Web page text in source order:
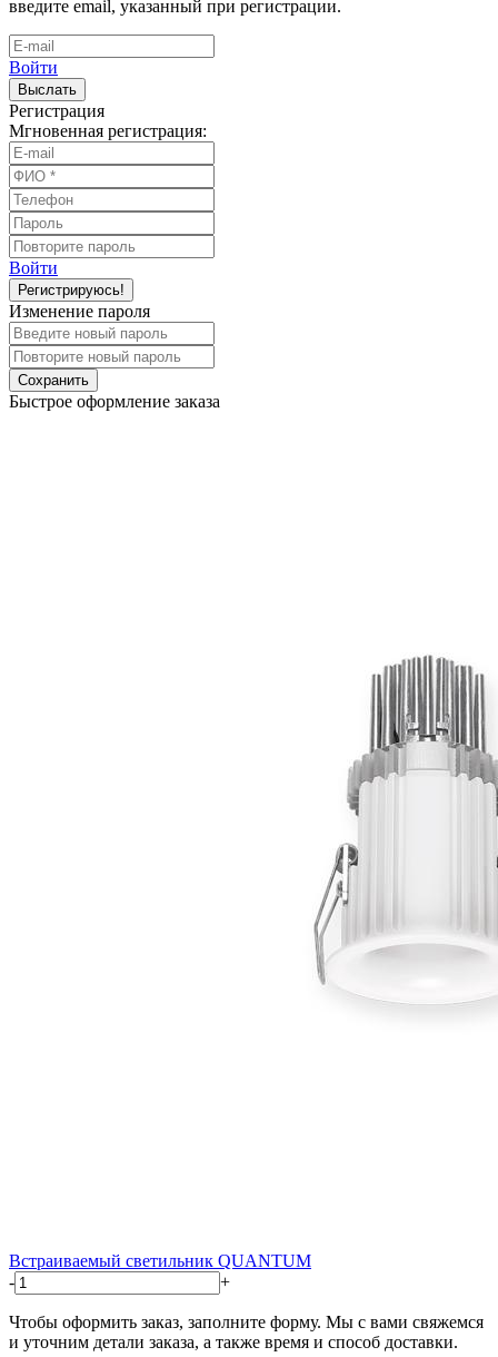
введите email, указанный при регистрации.
Войти
Выслать
Регистрация
Мгновенная регистрация:
Войти
Регистрируюсь!
Изменение пароля
Сохранить
Быстрое оформление заказа
Встраиваемый светильник QUANTUM
-
+
Чтобы оформить заказ, заполните форму. Мы с вами свяжемся
и уточним детали заказа, а также время и способ доставки.